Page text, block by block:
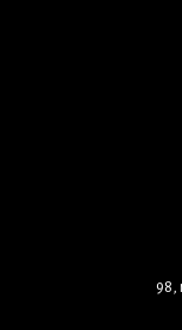
98,